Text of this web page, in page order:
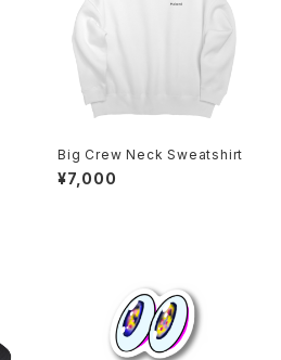
Big Crew Neck Sweatshirt
¥7,000